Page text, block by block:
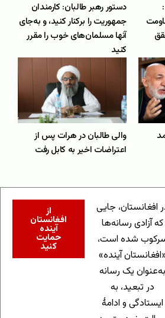
دستور رهبر طالبان: کارمندان
جمهوریت را برکنار کنید، و به‌جای
آنها مسلمان‌های خوب را مقرر
کنید
والی طالبان در هرات پس از
اعتراضات اخیر به کابل رفت
افغانستان، جایی
که آزادی رسانه‌ها
شده است،
«افغانستان آینده»
به‌عنوان یک رسانه
در تبعید، به
ایستادگی و ادامهٔ
از
افغانستان
آینده
حمایت
کنید